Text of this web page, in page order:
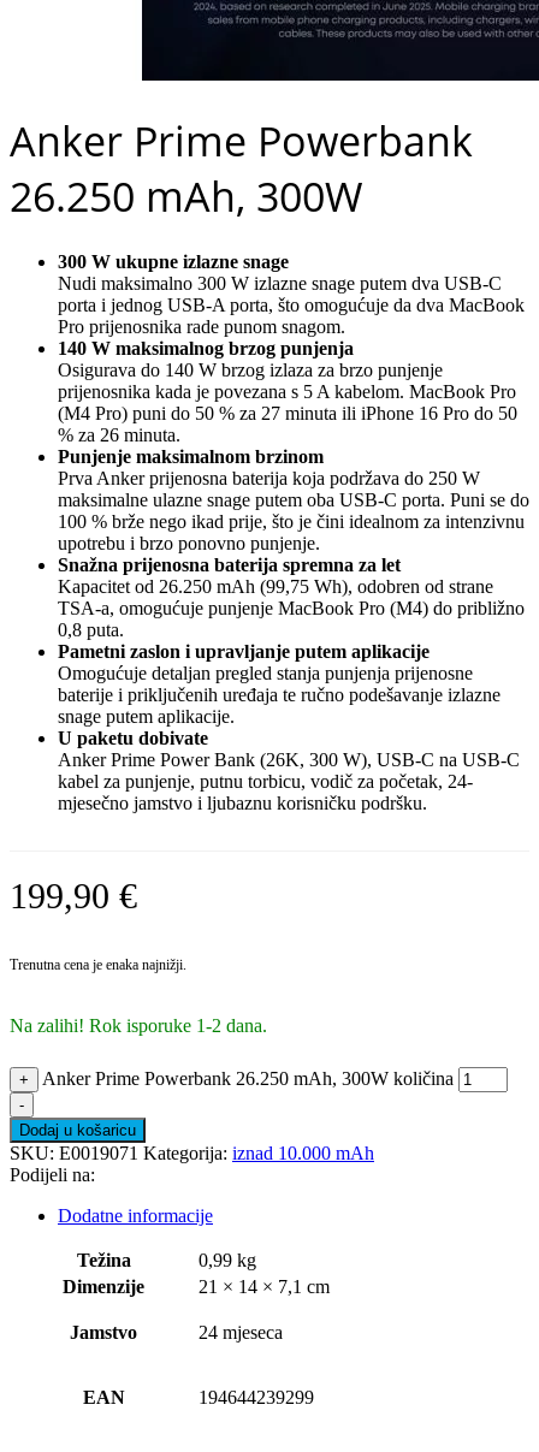
Anker Prime Powerbank
26.250 mAh, 300W
300 W ukupne izlazne snage
Nudi maksimalno 300 W izlazne snage putem dva USB-C
porta i jednog USB-A porta, što omogućuje da dva MacBook
Pro prijenosnika rade punom snagom.
140 W maksimalnog brzog punjenja
Osigurava do 140 W brzog izlaza za brzo punjenje
prijenosnika kada je povezana s 5 A kabelom. MacBook Pro
(M4 Pro) puni do 50 % za 27 minuta ili iPhone 16 Pro do 50
% za 26 minuta.
Punjenje maksimalnom brzinom
Prva Anker prijenosna baterija koja podržava do 250 W
maksimalne ulazne snage putem oba USB-C porta. Puni se do
100 % brže nego ikad prije, što je čini idealnom za intenzivnu
upotrebu i brzo ponovno punjenje.
Snažna prijenosna baterija spremna za let
Kapacitet od 26.250 mAh (99,75 Wh), odobren od strane
TSA-a, omogućuje punjenje MacBook Pro (M4) do približno
0,8 puta.
Pametni zaslon i upravljanje putem aplikacije
Omogućuje detaljan pregled stanja punjenja prijenosne
baterije i priključenih uređaja te ručno podešavanje izlazne
snage putem aplikacije.
U paketu dobivate
Anker Prime Power Bank (26K, 300 W), USB-C na USB-C
kabel za punjenje, putnu torbicu, vodič za početak, 24-
mjesečno jamstvo i ljubaznu korisničku podršku.
199,90 €
Trenutna cena je enaka najnižji.
Na zalihi! Rok isporuke 1-2 dana.
+ Anker Prime Powerbank 26.250 mAh, 300W količina
-
Dodaj u košaricu
SKU: E0019071 Kategorija: iznad 10.000 mAh
Podijeli na:
Dodatne informacije
Težina
0,99 kg
Dimenzije
21 × 14 × 7,1 cm
Jamstvo 24 mjeseca
EAN 194644239299